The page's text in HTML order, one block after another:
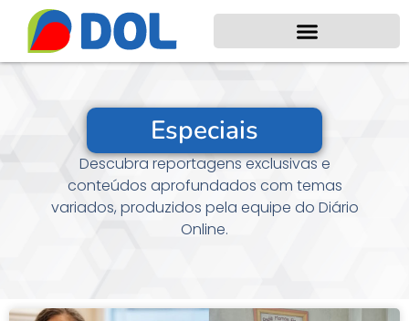
Especiais
Descubra reportagens exclusivas e
conteúdos aprofundados com temas
variados, produzidos pela equipe do Diário
Online.